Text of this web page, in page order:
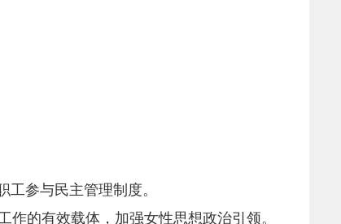
工参与民主管理制度。
作的有效载体，加强女性思想政治引领。